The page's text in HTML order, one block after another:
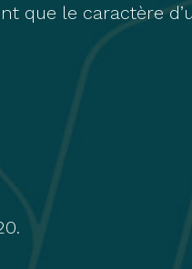
que le caractère